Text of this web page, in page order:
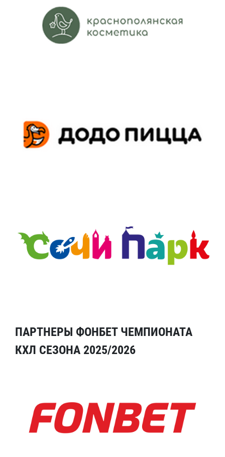
ПАРТНЕРЫ ФОНБЕТ ЧЕМПИОНАТА
КХЛ СЕЗОНА 2025/2026